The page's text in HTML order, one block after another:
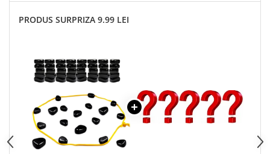
PRODUS SURPRIZA 9.99 LEI